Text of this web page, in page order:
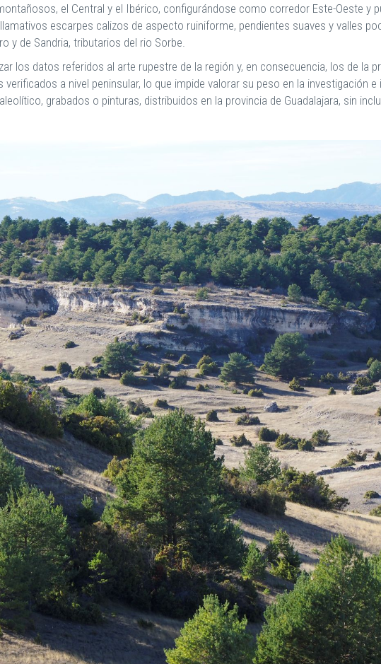
el Central y el Ibérico, configurándose como corredor Este-Oeste y
escarpes calizos de aspecto ruiniforme, pendientes suaves y valles
y de Sandria, tributarios del rio Sorbe.
los datos referidos al arte rupestre de la región y, en consecuencia, los de la
a nivel peninsular, lo que impide valorar su peso en la investigación
grabados o pinturas, distribuidos en la provincia de Guadalajara, sin